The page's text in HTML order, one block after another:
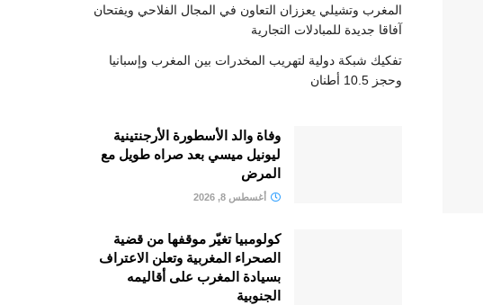
المغرب وتشيلي يعززان التعاون في المجال الفلاحي ويفتحان
آفاقا جديدة للمبادلات التجارية
تفكيك شبكة دولية لتهريب المخدرات بين المغرب وإسبانيا
وحجز 10.5 أطنان
وفاة والد الأسطورة الأرجنتينية
ليونيل ميسي بعد صراه طويل مع
المرض
أغسطس 8, 2026
كولومبيا تغيّر موقفها من قضية
الصحراء المغربية وتعلن الاعتراف
بسيادة المغرب على أقاليمه
الجنوبية